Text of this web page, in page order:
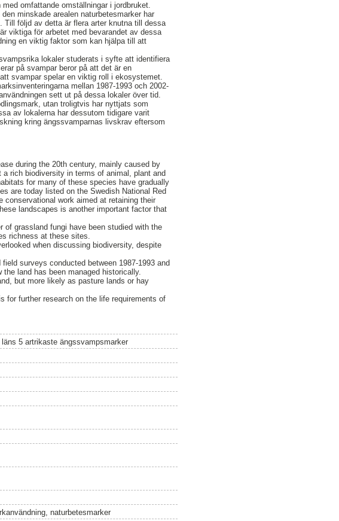
omfattande omställningar i jordbruket.
minskade arealen naturbetesmarker har
följd av detta är flera arter knutna till dessa
viktiga för arbetet med bevarandet av dessa
en viktig faktor som kan hjälpa till att
lokaler studerats i syfte att identifiera
på svampar beror på att det är en
svampar spelar en viktig roll i ekosystemet.
mellan 1987-1993 och 2002-
sett ut på dessa lokaler över tid.
utan troligtvis har nyttjats som
av lokalerna har dessutom tidigare varit
kring ängssvamparnas livskrav eftersom
during the 20th century, mainly caused by
rich biodiversity in terms of animal, plant and
for many of these species have gradually
are today listed on the Swedish National Red
conservational work aimed at retaining their
landscapes is another important factor that
grassland fungi have been studied with the
richness at these sites.
when discussing biodiversity, despite
surveys conducted between 1987-1993 and
land has been managed historically.
but more likely as pasture lands or hay
further research on the life requirements of
5 artrikaste ängssvampsmarker
naturbetesmarker